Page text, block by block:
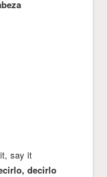
say it
decirlo